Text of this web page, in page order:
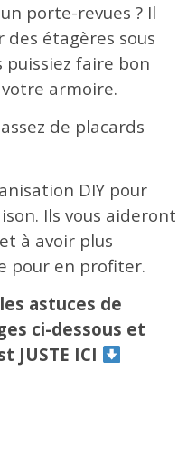
porte-revues ? Il
étagères sous
puissiez faire bon
votre armoire.
de placards
DIY pour
Ils vous aideront
à avoir plus
pour en profiter.
astuces de
ci-dessous et
JUSTE ICI